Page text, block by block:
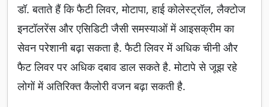
डॉ. बताते हैं कि फैटी लिवर, मोटापा, हाई कोलेस्ट्रॉल, लैक्टोज
इनटॉलरेंस और एसिडिटी जैसी समस्याओं में आइसक्रीम का
सेवन परेशानी बढ़ा सकता है. फैटी लिवर में अधिक चीनी और
फैट लिवर पर अधिक दबाव डाल सकते है. मोटापे से जूझ रहे
लोगों में अतिरिक्त कैलोरी वजन बढ़ा सकती है.